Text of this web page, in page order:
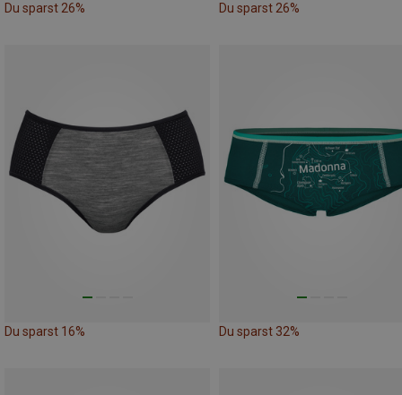
Du sparst 26% Du sparst 26%
Du sparst 16% Du sparst 32%